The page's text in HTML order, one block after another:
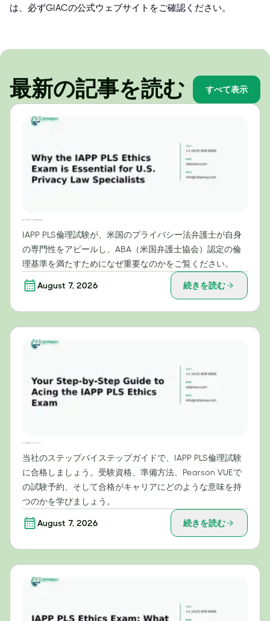
は、必ずGIACの公式ウェブサイトをご確認ください。
最新の記事を読む すべて表示
IAPP PLS倫理試験が、米国のプライバシー法弁護士が自身
の専門性をアピールし、ABA（米国弁護士協会）認定の倫
理基準を満たすためになぜ重要なのかをご覧ください。
August 7, 2026 続きを読む
当社のステップバイステップガイドで、IAPP PLS倫理試験
に合格しましょう。受験資格、準備方法、Pearson VUEで
の試験予約、そして合格がキャリアにどのような意味を持
つのかを学びましょう。
August 7, 2026 続きを読む